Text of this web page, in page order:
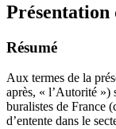
Présentation
Résumé
Aux termes de la
après, « l’Autorité »)
buralistes de France
d’entente dans le